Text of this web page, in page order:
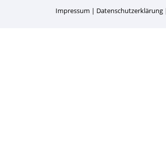
Impressum Datenschutzerklärung